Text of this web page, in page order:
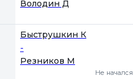
Володин Д
Быструшкин К
-
Резников М
Не начался